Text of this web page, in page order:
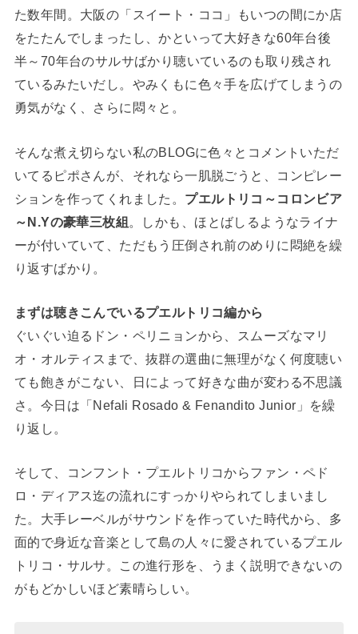
た数年間。大阪の「スイート・ココ」もいつの間にか店
をたたんでしまったし、かといって大好きな60年台後
半～70年台のサルサばかり聴いているのも取り残され
ているみたいだし。やみくもに色々手を広げてしまうの
勇気がなく、さらに悶々と。
そんな煮え切らない私のBLOGに色々とコメントいただ
いてるピポさんが、それなら一肌脱ごうと、コンピレー
ションを作ってくれました。 プエルトリコ～コロンビア
～N.Yの豪華三枚組 。しかも、ほとばしるようなライナ
ーが付いていて、ただもう圧倒され前のめりに悶絶を繰
り返すばかり。
まずは聴きこんでいるプエルトリコ編から
ぐいぐい迫るドン・ペリニョンから、スムーズなマリ
オ・オルティスまで、抜群の選曲に無理がなく何度聴い
ても飽きがこない、日によって好きな曲が変わる不思議
さ。今日は「Nefali Rosado & Fenandito Junior」を繰
り返し。
そして、コンフント・プエルトリコからファン・ペド
ロ・ディアス迄の流れにすっかりやられてしまいまし
た。大手レーベルがサウンドを作っていた時代から、多
面的で身近な音楽として島の人々に愛されているプエル
トリコ・サルサ。この進行形を、うまく説明できないの
がもどかしいほど素晴らしい。